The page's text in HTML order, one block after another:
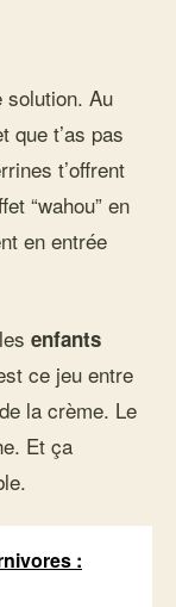
solution. Au
que t’as pas
t’offrent
“wahou” en
en entrée
enfants
ce jeu entre
la crème. Le
Et ça
: